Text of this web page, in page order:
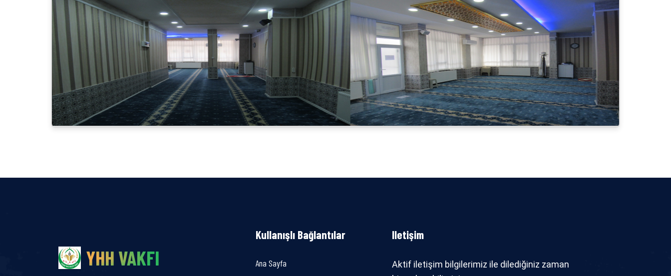
YHH VAKFI
Kullanışlı Bağlantılar
Ana Sayfa
Iletişim
Aktif iletişim bilgilerimiz ile dilediğiniz zaman